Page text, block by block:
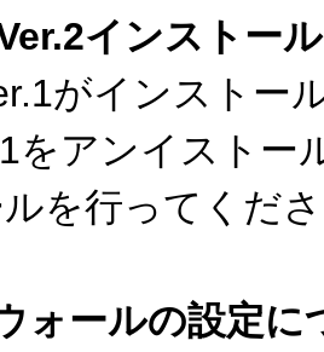
インストー
がインストー
をアンイストー
を行ってくだ
ォールの設定に